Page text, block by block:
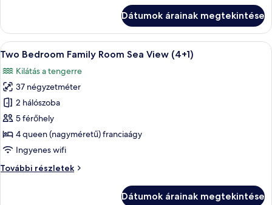
Sea
View
további
Dátumok árainak megtekintése
A
következő
szoba
összes
képének
megtekintése:
Two
Bedroom
Family
Room
Minibár, széf a szobában, íróasztal
5
Two Bedroom Family Room Sea View (4+1)
Kilátás a tengerre
37 négyzetméter
2 hálószoba
5 férőhely
4 queen (nagyméretű) franciaágy
Ingyenes wifi
További részletek
Two
Dátumok árainak megtekintése